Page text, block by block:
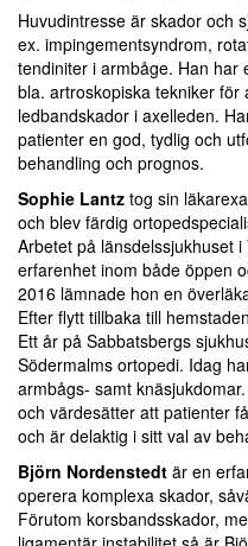
Huvudintresse är skador och
ex. impingementsyndrom,
tendiniter i armbåge. Han har
bla. artroskopiska tekniker
ledbandskador i axelleden.
patienter en god, tydlig och
behandling och prognos.
Sophie Lantz tog sin
och blev färdig
Arbetet på länsdelssjukhuset
erfarenhet inom både öppen
2016 lämnade hon en
Efter flytt tillbaka till
Ett år på Sabbatsbergs
Södermalms ortopedi. Idag
armbågs- samt
och värdesätter att patienter
och är delaktig i sitt val av
Björn Nordenstedt är en
operera komplexa skador,
Förutom korsbandsskador,